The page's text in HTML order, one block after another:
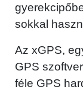
sokkal
Az xGPS,
GPS
féle GPS